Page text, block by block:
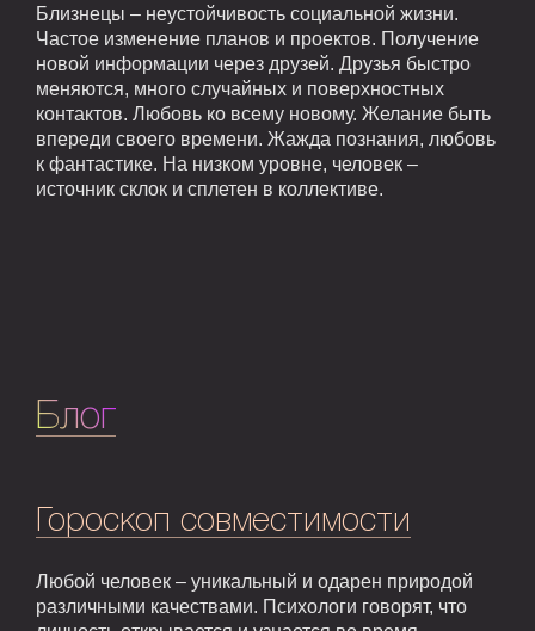
Близнецы – неустойчивость социальной жизни.
Частое изменение планов и проектов. Получение
новой информации через друзей. Друзья быстро
меняются, много случайных и поверхностных
контактов. Любовь ко всему новому. Желание быть
впереди своего времени. Жажда познания, любовь
к фантастике. На низком уровне, человек –
источник склок и сплетен в коллективе.
Блог
Гороскоп совместимости
Любой человек – уникальный и одарен природой
различными качествами. Психологи говорят, что